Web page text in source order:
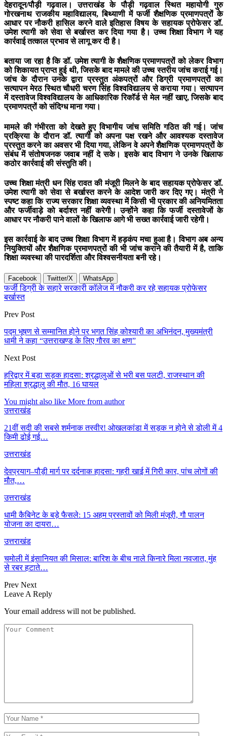
देहरादून/पौड़ी गढ़वाल।
उत्तराखंड के पौड़ी गढ़वाल स्थित महायोगी गुरु
गोरखनाथ राजकीय महाविद्यालय, बिथ्याणी में फर्जी शैक्षणिक प्रमाणपत्रों के
आधार पर नौकरी हासिल करने वाले इतिहास विषय के सहायक प्रोफेसर डॉ.
उमेश त्यागी को सेवा से बर्खास्त कर दिया गया है। उच्च शिक्षा विभाग ने यह
कार्रवाई तत्काल प्रभाव से लागू कर दी है।
बताया जा रहा है कि डॉ. उमेश त्यागी के शैक्षणिक प्रमाणपत्रों को लेकर विभाग
को शिकायत प्राप्त हुई थी, जिसके बाद मामले की उच्च स्तरीय जांच कराई गई।
जांच के दौरान उनके द्वारा प्रस्तुत अंकपत्रों और डिग्री प्रमाणपत्रों का
सत्यापन मेरठ स्थित चौधरी चरण सिंह विश्वविद्यालय से कराया गया। सत्यापन
में दस्तावेज विश्वविद्यालय के आधिकारिक रिकॉर्ड से मेल नहीं खाए, जिसके बाद
प्रमाणपत्रों को संदिग्ध माना गया।
मामले की गंभीरता को देखते हुए विभागीय जांच समिति गठित की गई। जांच
प्रक्रिया के दौरान डॉ. त्यागी को अपना पक्ष रखने और आवश्यक दस्तावेज
प्रस्तुत करने का अवसर भी दिया गया, लेकिन वे अपने शैक्षणिक प्रमाणपत्रों के
संबंध में संतोषजनक जवाब नहीं दे सके। इसके बाद विभाग ने उनके खिलाफ
कठोर कार्रवाई की संस्तुति की।
उच्च शिक्षा मंत्री धन सिंह रावत की मंजूरी मिलने के बाद सहायक प्रोफेसर डॉ.
उमेश त्यागी को सेवा से बर्खास्त करने के आदेश जारी कर दिए गए। मंत्री ने
स्पष्ट कहा कि राज्य सरकार शिक्षा व्यवस्था में किसी भी प्रकार की अनियमितता
और फर्जीवाड़े को बर्दाश्त नहीं करेगी। उन्होंने कहा कि फर्जी दस्तावेजों के
आधार पर नौकरी पाने वालों के खिलाफ आगे भी सख्त कार्रवाई जारी रहेगी।
इस कार्रवाई के बाद उच्च शिक्षा विभाग में हड़कंप मचा हुआ है। विभाग अब अन्य
नियुक्तियों और शैक्षणिक प्रमाणपत्रों की भी जांच कराने की तैयारी में है, ताकि
शिक्षा व्यवस्था की पारदर्शिता और विश्वसनीयता बनी रहे।
Facebook Twitter/X WhatsApp
फर्जी डिग्री के सहारे सरकारी कॉलेज में नौकरी कर रहे सहायक प्रोफेसर
बर्खास्त
Prev Post
पद्म भूषण से सम्मानित होने पर भगत सिंह कोश्यारी का अभिनंदन, मुख्यमंत्री
धामी ने कहा “उत्तराखण्ड के लिए गौरव का क्षण”
Next Post
हरिद्वार में बड़ा सड़क हादसा: श्रद्धालुओं से भरी बस पलटी, राजस्थान की
महिला श्रद्धालु की मौत, 16 घायल
You might also like More from author
उत्तराखंड
21वीं सदी की सबसे शर्मनाक तस्वीर! ओखलकांडा में सड़क न होने से डोली में 4
किमी ढोई गई…
उत्तराखंड
देवप्रयाग–पौड़ी मार्ग पर दर्दनाक हादसा: गहरी खाई में गिरी कार, पांच लोगों की
मौत,…
उत्तराखंड
धामी कैबिनेट के बड़े फैसले: 15 अहम प्रस्तावों को मिली मंजूरी, गौ पालन
योजना का दायरा…
उत्तराखंड
चमोली में इंसानियत की मिसाल: बारिश के बीच नाले किनारे मिला नवजात, मुंह
से रबर हटाते…
Prev Next
Leave A Reply
Your email address will not be published.